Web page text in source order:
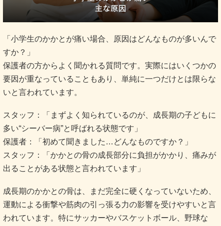
「小学生のかかとが痛い場合、原因はどんなものが多いんで
すか？」
保護者の方からよく聞かれる質問です。実際にはいくつかの
要因が重なっていることもあり、単純に一つだけとは限らな
いと言われています。
スタッフ：「まずよく知られているのが、成長期の子どもに
多い“シーバー病”と呼ばれる状態です」
保護者：「初めて聞きました…どんなものですか？」
スタッフ：「かかとの骨の成長部分に負担がかかり、痛みが
出ることがある状態と言われています」
成長期のかかとの骨は、まだ完全に硬くなっていないため、
運動による衝撃や筋肉の引っ張る力の影響を受けやすいと言
われています。特にサッカーやバスケットボール、野球な